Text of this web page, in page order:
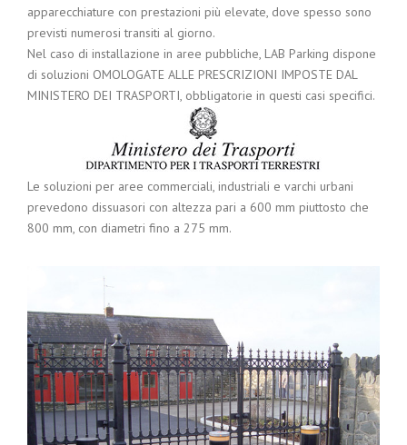
apparecchiature con prestazioni più elevate, dove spesso sono
previsti numerosi transiti al giorno.
Nel caso di installazione in aree pubbliche, LAB Parking dispone
di soluzioni OMOLOGATE ALLE PRESCRIZIONI IMPOSTE DAL
MINISTERO DEI TRASPORTI, obbligatorie in questi casi specifici.
Le soluzioni per aree commerciali, industriali e varchi urbani
prevedono dissuasori con altezza pari a 600 mm piuttosto che
800 mm, con diametri fino a 275 mm.